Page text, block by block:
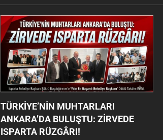
TÜRKİYE’NİN MUHTARLARI
ANKARA’DA BULUŞTU: ZİRVEDE
ISPARTA RÜZGÂRI!